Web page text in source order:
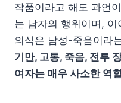
작품이라고 해도 과언
는 남자의 행위이며,
의식은 남성-죽음이라
기만, 고통, 죽음, 전투
여자는 매우 사소한 역